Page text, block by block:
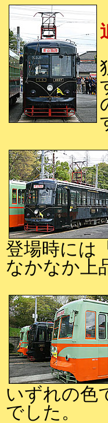
登場時には
なかなか上
いずれの色
でした。